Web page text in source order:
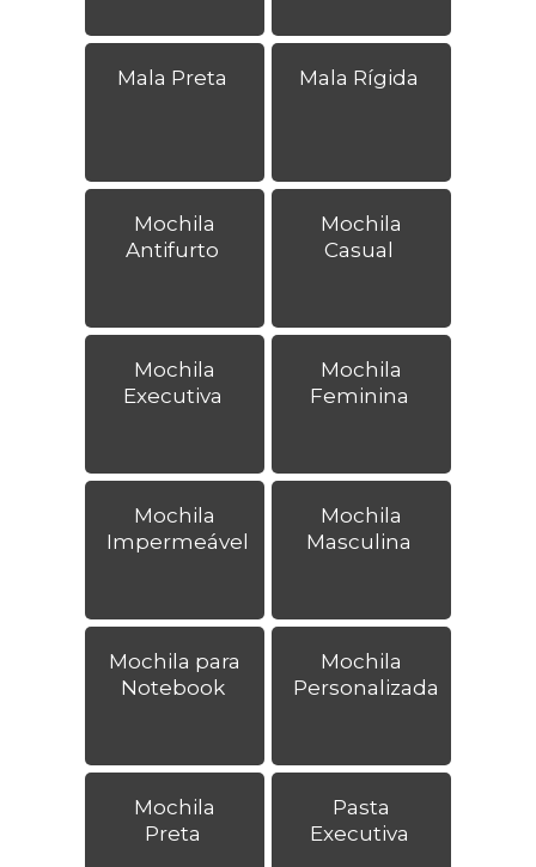
Mala Preta Mala Rígida
Mochila
Antifurto
Mochila
Casual
Mochila
Executiva
Mochila
Feminina
Mochila
Impermeável
Mochila
Masculina
Mochila para
Notebook
Mochila
Personalizada
Mochila
Preta
Pasta
Executiva